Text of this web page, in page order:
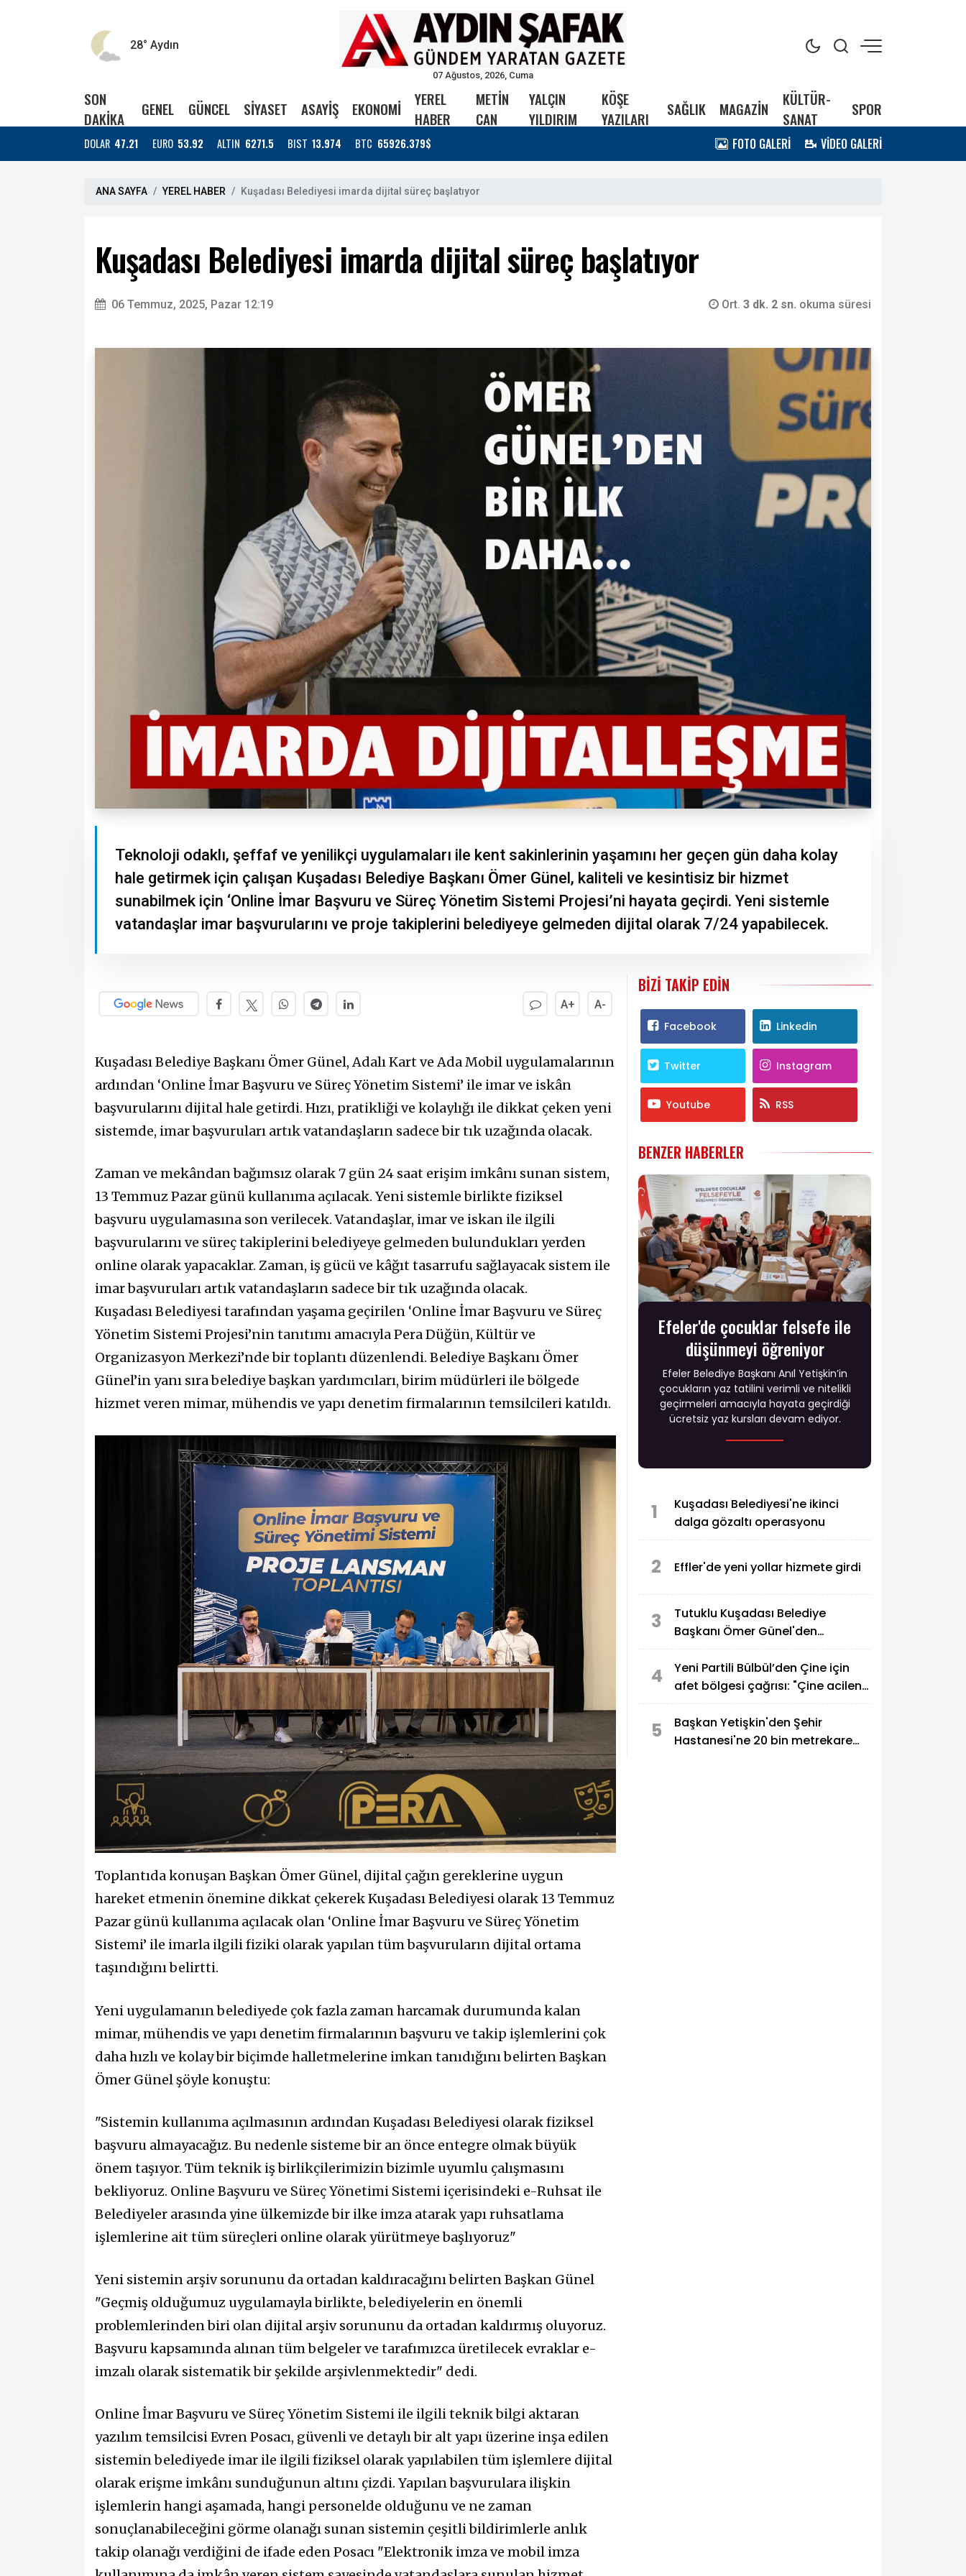
28° Aydın
07 Ağustos, 2026, Cuma
SON
DAKİKA
GENEL GÜNCEL SİYASET ASAYİŞ EKONOMİ
YEREL
HABER
METİN
CAN
YALÇIN
YILDIRIM
KÖŞE
YAZILARI
SAĞLIK MAGAZİN
KÜLTÜR-
SANAT
SPOR
DOLAR 47.21 EURO 53.92 ALTIN 6271.5 BIST 13.974 BTC 65926.379$ FOTO GALERİ VİDEO GALERİ
ANA SAYFA YEREL HABER Kuşadası Belediyesi imarda dijital süreç başlatıyor
Kuşadası Belediyesi imarda dijital süreç başlatıyor
06 Temmuz, 2025, Pazar 12:19 Ort. 3 dk. 2 sn. okuma süresi
Teknoloji odaklı, şeffaf ve yenilikçi uygulamaları ile kent sakinlerinin yaşamını her geçen gün daha kolay
hale getirmek için çalışan Kuşadası Belediye Başkanı Ömer Günel, kaliteli ve kesintisiz bir hizmet
sunabilmek için ‘Online İmar Başvuru ve Süreç Yönetim Sistemi Projesi’ni hayata geçirdi. Yeni sistemle
vatandaşlar imar başvurularını ve proje takiplerini belediyeye gelmeden dijital olarak 7/24 yapabilecek.
A+ A-
Kuşadası Belediye Başkanı Ömer Günel, Adalı Kart ve Ada Mobil uygulamalarının
ardından ‘Online İmar Başvuru ve Süreç Yönetim Sistemi’ ile imar ve iskân
başvurularını dijital hale getirdi. Hızı, pratikliği ve kolaylığı ile dikkat çeken yeni
sistemde, imar başvuruları artık vatandaşların sadece bir tık uzağında olacak.
Zaman ve mekândan bağımsız olarak 7 gün 24 saat erişim imkânı sunan sistem,
13 Temmuz Pazar günü kullanıma açılacak. Yeni sistemle birlikte fiziksel
başvuru uygulamasına son verilecek. Vatandaşlar, imar ve iskan ile ilgili
başvurularını ve süreç takiplerini belediyeye gelmeden bulundukları yerden
online olarak yapacaklar. Zaman, iş gücü ve kâğıt tasarrufu sağlayacak sistem ile
imar başvuruları artık vatandaşların sadece bir tık uzağında olacak.
Kuşadası Belediyesi tarafından yaşama geçirilen ‘Online İmar Başvuru ve Süreç
Yönetim Sistemi Projesi’nin tanıtımı amacıyla Pera Düğün, Kültür ve
Organizasyon Merkezi’nde bir toplantı düzenlendi. Belediye Başkanı Ömer
Günel’in yanı sıra belediye başkan yardımcıları, birim müdürleri ile bölgede
hizmet veren mimar, mühendis ve yapı denetim firmalarının temsilcileri katıldı.
Toplantıda konuşan Başkan Ömer Günel, dijital çağın gereklerine uygun
hareket etmenin önemine dikkat çekerek Kuşadası Belediyesi olarak 13 Temmuz
Pazar günü kullanıma açılacak olan ‘Online İmar Başvuru ve Süreç Yönetim
Sistemi’ ile imarla ilgili fiziki olarak yapılan tüm başvuruların dijital ortama
taşındığını belirtti.
Yeni uygulamanın belediyede çok fazla zaman harcamak durumunda kalan
mimar, mühendis ve yapı denetim firmalarının başvuru ve takip işlemlerini çok
daha hızlı ve kolay bir biçimde halletmelerine imkan tanıdığını belirten Başkan
Ömer Günel şöyle konuştu:
"Sistemin kullanıma açılmasının ardından Kuşadası Belediyesi olarak fiziksel
başvuru almayacağız. Bu nedenle sisteme bir an önce entegre olmak büyük
önem taşıyor. Tüm teknik iş birlikçilerimizin bizimle uyumlu çalışmasını
bekliyoruz. Online Başvuru ve Süreç Yönetimi Sistemi içerisindeki e-Ruhsat ile
Belediyeler arasında yine ülkemizde bir ilke imza atarak yapı ruhsatlama
işlemlerine ait tüm süreçleri online olarak yürütmeye başlıyoruz"
Yeni sistemin arşiv sorununu da ortadan kaldıracağını belirten Başkan Günel
"Geçmiş olduğumuz uygulamayla birlikte, belediyelerin en önemli
problemlerinden biri olan dijital arşiv sorununu da ortadan kaldırmış oluyoruz.
Başvuru kapsamında alınan tüm belgeler ve tarafımızca üretilecek evraklar e-
imzalı olarak sistematik bir şekilde arşivlenmektedir" dedi.
Online İmar Başvuru ve Süreç Yönetim Sistemi ile ilgili teknik bilgi aktaran
yazılım temsilcisi Evren Posacı, güvenli ve detaylı bir alt yapı üzerine inşa edilen
sistemin belediyede imar ile ilgili fiziksel olarak yapılabilen tüm işlemlere dijital
olarak erişme imkânı sunduğunun altını çizdi. Yapılan başvurulara ilişkin
işlemlerin hangi aşamada, hangi personelde olduğunu ve ne zaman
sonuçlanabileceğini görme olanağı sunan sistemin çeşitli bildirimlerle anlık
takip olanağı verdiğini de ifade eden Posacı "Elektronik imza ve mobil imza
BIZI TAKIP EDIN
Facebook Linkedin
Twitter Instagram
Youtube RSS
BENZER HABERLER
Efeler'de çocuklar felsefe ile
düşünmeyi öğreniyor
Efeler Belediye Başkanı Anıl Yetişkin’in
çocukların yaz tatilini verimli ve nitelikli
geçirmeleri amacıyla hayata geçirdiği
ücretsiz yaz kursları devam ediyor.
1
Kuşadası Belediyesi'ne ikinci
dalga gözaltı operasyonu
2 Effler'de yeni yollar hizmete girdi
3
Tutuklu Kuşadası Belediye
Başkanı Ömer Günel'den
4
Yeni Partili Bülbül’den Çine için
afet bölgesi çağrısı: "Çine acilen
5
Başkan Yetişkin'den Şehir
Hastanesi'ne 20 bin metrekare